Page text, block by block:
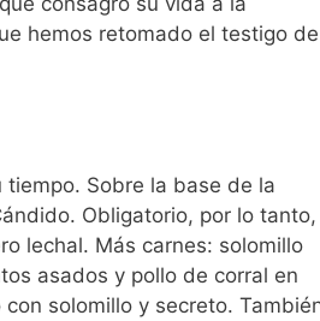
hemos retomado el testigo de
Sobre la base de la
Obligatorio, por lo tanto,
lechal. Más carnes: solomillo
asados y pollo de corral en
solomillo y secreto.